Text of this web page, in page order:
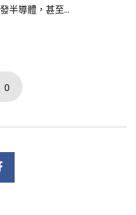
半導體，甚至...
0